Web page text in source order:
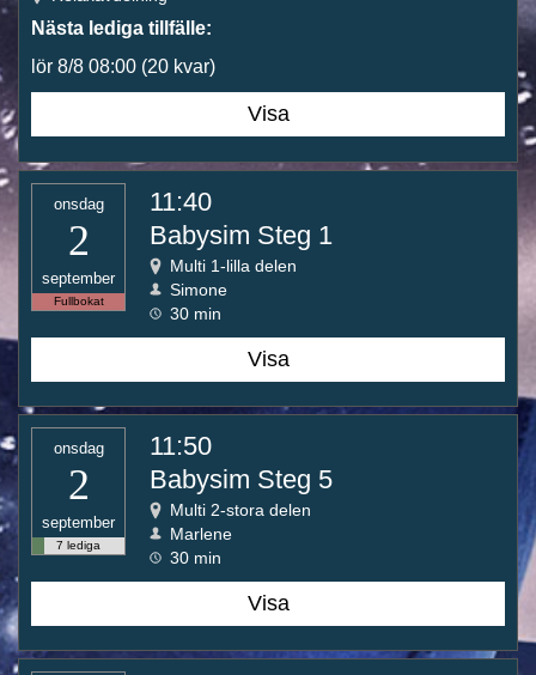
Nästa lediga tillfälle:
lör 8/8 08:00 (20 kvar)
Visa
onsdag
2
september
Fullbokat
11:40
Babysim Steg 1
Multi 1-lilla delen
Simone
30 min
Visa
onsdag
2
september
7 lediga
11:50
Babysim Steg 5
Multi 2-stora delen
Marlene
30 min
Visa